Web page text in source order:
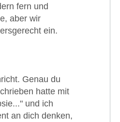
fern und
aber wir
ein.
Genau du
hatte mit
und ich
an dich denken,